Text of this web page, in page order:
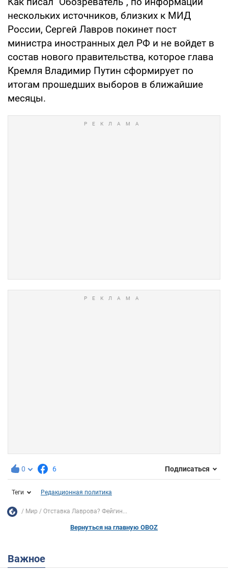
нескольких источников, близких к МИД
России, Сергей Лавров покинет пост
министра иностранных дел РФ и не войдет в
состав нового правительства, которое глава
Кремля Владимир Путин сформирует по
итогам прошедших выборов в ближайшие
месяцы.
0 6 Подписаться
Теги Редакционная политика
Мир Отставка Лаврова? Фейгин...
Вернуться на главную OBOZ
Важное